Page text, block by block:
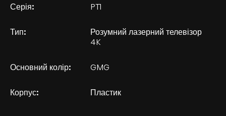
Серія: PT1
Тип:
Розумний лазерний телевізор
4K
Основний колір: GMG
Корпус: Пластик